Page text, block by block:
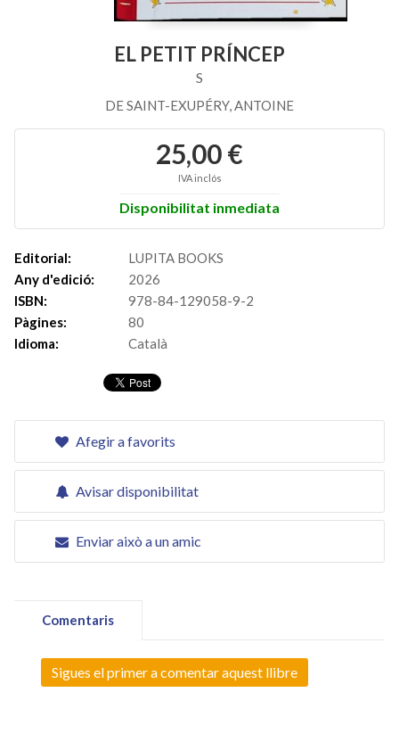
EL PETIT PRÍNCEP
S
DE SAINT-EXUPÉRY, ANTOINE
25,00 €
IVA inclós
Disponibilitat inmediata
Editorial:
LUPITA BOOKS
Any d'edició:
2026
ISBN:
978-84-129058-9-2
Pàgines:
80
Idioma:
Català
Afegir a favorits
Avisar disponibilitat
Enviar això a un amic
Comentaris
Sigues el primer a comentar aquest llibre